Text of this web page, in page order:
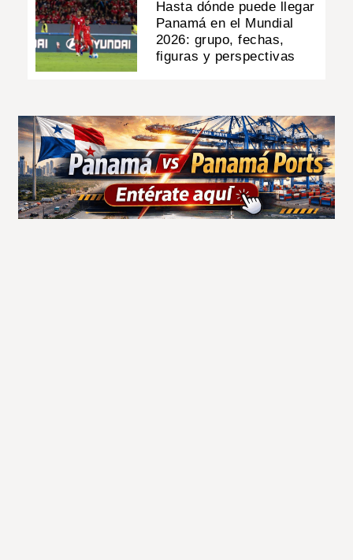
Hasta dónde puede llegar
Panamá en el Mundial
2026: grupo, fechas,
figuras y perspectivas